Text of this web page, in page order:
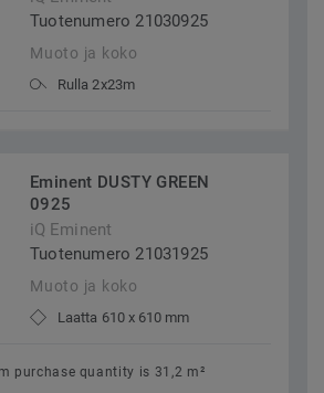
Tuotenumero 21030925
Muoto ja koko
Rulla 2x23m
Eminent DUSTY GREEN
0925
iQ Eminent
Tuotenumero 21031925
Muoto ja koko
Laatta 610 x 610 mm
purchase quantity is 31,2 m²